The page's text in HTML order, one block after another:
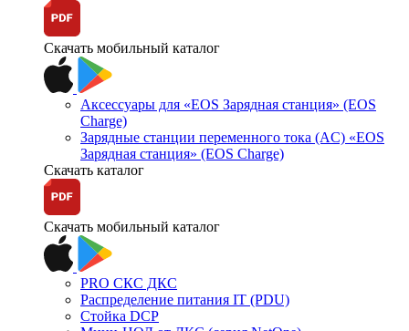
Скачать мобильный каталог
Аксессуары для «EOS Зарядная станция» (EOS
Charge)
Зарядные станции переменного тока (AC) «EOS
Зарядная станция» (EOS Charge)
Скачать каталог
Скачать мобильный каталог
PRO СКС ДКС
Распределение питания IT (PDU)
Стойка DCP